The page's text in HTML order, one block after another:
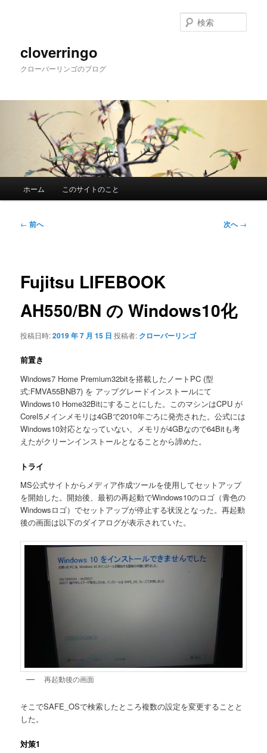
cloverringo
クローバーリンゴのブログ
索
ホーム このサイトのこと
投
ー
ョ
← 前へ 次へ→
Fujitsu LIFEBOOK
AH550/BN の Windows10化
投稿日時:2019 年 7 月 15 日 投稿者: クローバーリンゴ
前置き
Windows7 Home Premium32bitを搭載したノートPC (型
式:FMVA55BNB7) を アップグレードインストールにて
Windows10 Home32Bitにすることにした。このマシンはCPU が
CoreI5メインメモリは4GBで2010年ごろに発売された。公式には
Windows10対応となっていない。メモリが4GBなので64Bitも考
えたがクリーンインストールとなることから諦めた。
トライ
MS公式サイトからメディア作成ツールを使用してセットアップ
を開始した。開始後、最初の再起動でWindows10のロゴ（青色の
Windowsロゴ）でセットアップが停止する状況となった。再起動
後の画面は以下のダイアログが表示されていた。
再起動後の画面
そこでSAFE_OSで検索したところ複数の設定を変更することと
した。
対策1